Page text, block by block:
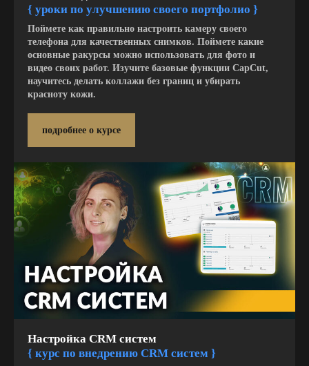
{ уроки по улучшению своего портфолио }
Поймете как правильно настроить камеру своего
телефона для качественных снимков. Поймете какие
основные ракурсы можно использовать для фото и
видео своих работ. Изучите базовые функции CapCut,
научитесь делать коллажи без границ и убирать
красноту кожи.
подробнее о курсе
Настройка CRM систем
{ курс по внедрению CRM систем }